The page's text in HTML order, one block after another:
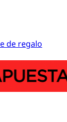
de regalo